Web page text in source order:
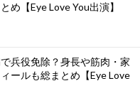
め【Eye Love You出演】
兵役免除？身長や筋肉・家
ールも総まとめ【Eye Love